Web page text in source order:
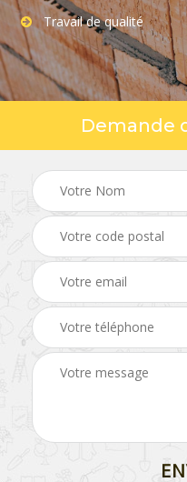
Travail de qualité
Demande